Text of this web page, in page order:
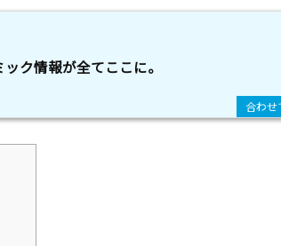
ク情報が全てここに。